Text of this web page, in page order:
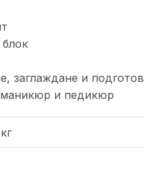
заглаждане и
маникюр и педикюр